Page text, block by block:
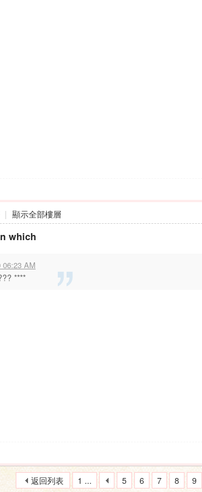
| 顯示全部樓層
which
06:23 AM
****
1 ... 5 6 7 8 9
返回列表